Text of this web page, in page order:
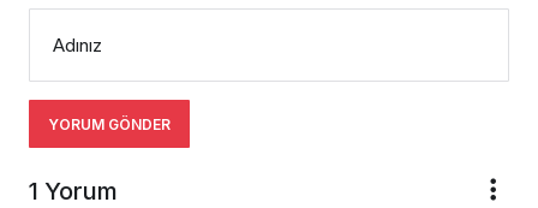
Adınız
YORUM GÖNDER
1 Yorum